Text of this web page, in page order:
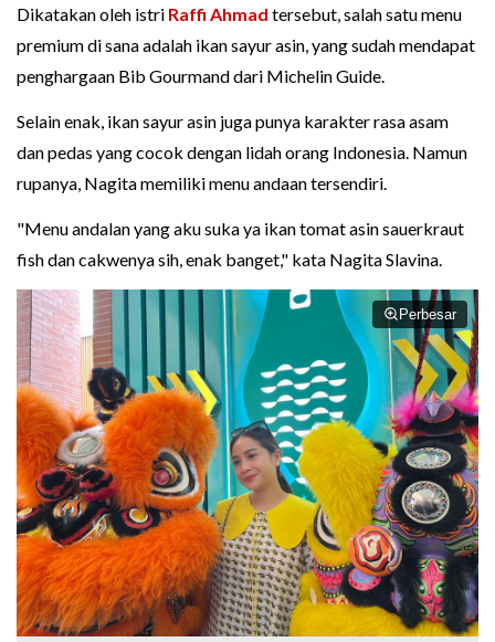
Dikatakan oleh istri Raffi Ahmad tersebut, salah satu menu
premium di sana adalah ikan sayur asin, yang sudah mendapat
penghargaan Bib Gourmand dari Michelin Guide.
Selain enak, ikan sayur asin juga punya karakter rasa asam
dan pedas yang cocok dengan lidah orang Indonesia. Namun
rupanya, Nagita memiliki menu andaan tersendiri.
"Menu andalan yang aku suka ya ikan tomat asin sauerkraut
fish dan cakwenya sih, enak banget," kata Nagita Slavina.
Perbesar